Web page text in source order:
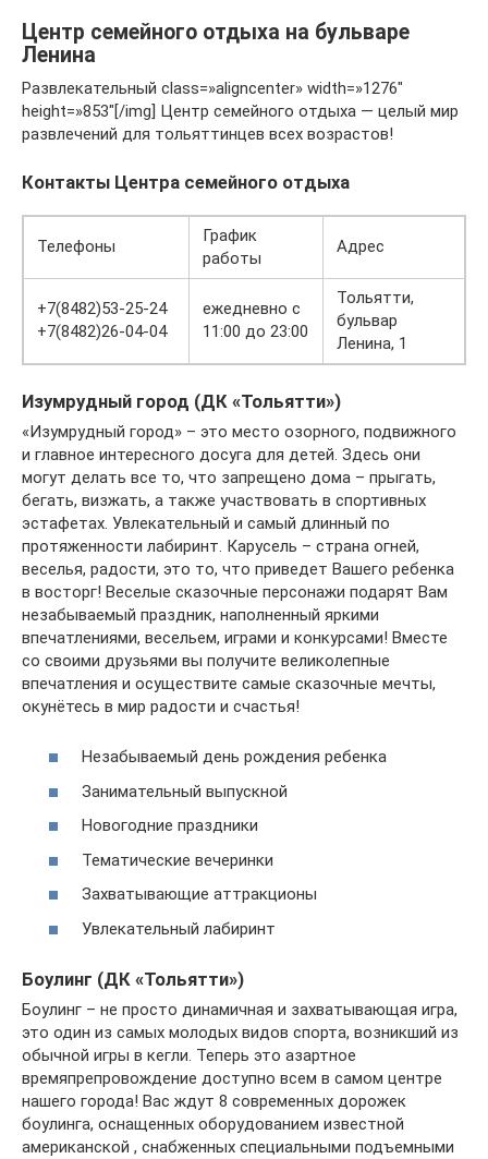
Центр семейного отдыха на бульваре
Ленина
Развлекательный class=»aligncenter» width=»1276″
height=»853″[/img] Центр семейного отдыха — целый мир
развлечений для тольяттинцев всех возрастов!
Контакты Центра семейного отдыха
Телефоны
График
работы
Адрес
+7(8482)53-25-24
+7(8482)26-04-04
ежедневно с
11:00 до 23:00
Тольятти,
бульвар
Ленина, 1
Изумрудный город (ДК «Тольятти»)
«Изумрудный город» – это место озорного, подвижного
и главное интересного досуга для детей. Здесь они
могут делать все то, что запрещено дома – прыгать,
бегать, визжать, а также участвовать в спортивных
эстафетах. Увлекательный и самый длинный по
протяженности лабиринт. Карусель – страна огней,
веселья, радости, это то, что приведет Вашего ребенка
в восторг! Веселые сказочные персонажи подарят Вам
незабываемый праздник, наполненный яркими
впечатлениями, весельем, играми и конкурсами! Вместе
со своими друзьями вы получите великолепные
впечатления и осуществите самые сказочные мечты,
окунётесь в мир радости и счастья!
Незабываемый день рождения ребенка
Занимательный выпускной
Новогодние праздники
Тематические вечеринки
Захватывающие аттракционы
Увлекательный лабиринт
Боулинг (ДК «Тольятти»)
Боулинг – не просто динамичная и захватывающая игра,
это один из самых молодых видов спорта, возникший из
обычной игры в кегли. Теперь это азартное
времяпрепровождение доступно всем в самом центре
нашего города! Вас ждут 8 современных дорожек
боулинга, оснащенных оборудованием известной
американской , снабженных специальными подъемными